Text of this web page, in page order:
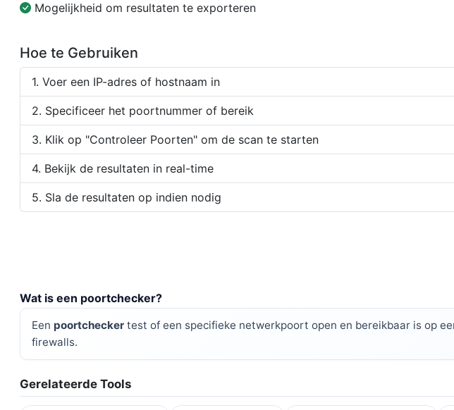
Mogelijkheid om resultaten te exporteren
Hoe te Gebruiken
Voer een IP-adres of hostnaam in
Specificeer het poortnummer of bereik
Klik op "Controleer Poorten" om de scan te starten
Bekijk de resultaten in real-time
Sla de resultaten op indien nodig
Wat is een poortchecker?
Een poortchecker test of een specifieke netwerkpoort open en bereikbaar is op
firewalls.
Gerelateerde Tools